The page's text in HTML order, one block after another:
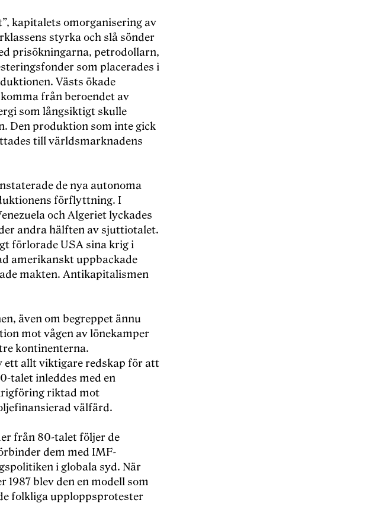
kapitalets omorganisering av
styrka och slå sönder
prisökningarna, petrodollarn,
som placerades i
Västs ökade
från beroendet av
som långsiktigt skulle
Den produktion som inte gick
till världsmarknadens
de nya autonoma
förflyttning. I
och Algeriet lyckades
andra hälften av sjuttiotalet.
förlorade USA sina krig i
amerikanskt uppbackade
makten. Antikapitalismen
även om begreppet ännu
mot vågen av lönekamper
kontinenterna.
ett allt viktigare redskap för att
talet inleddes med en
riktad mot
välfärd.
från 80-talet följer de
dem med IMF-
i globala syd. När
blev den en modell som
folkliga upploppsprotester